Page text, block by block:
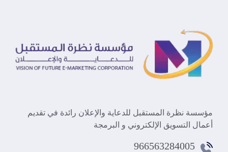
مؤسسة نظرة المستقبل للدعاية والإعلان رائدة في تقديم
أعمال التسويق الإلكتروني و البرمجة
966563284005